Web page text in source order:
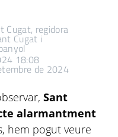
Cugat, regidora
Cugat i
18:08
de 2024
Sant
alarmantment
hem pogut veure